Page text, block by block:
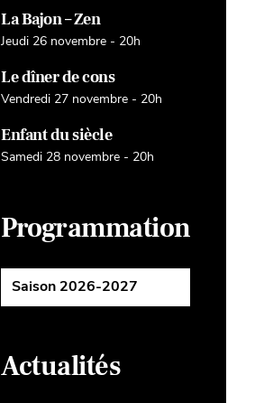
La Bajon – Zen
Jeudi 26 novembre - 20h
Le dîner de cons
Vendredi 27 novembre - 20h
Enfant du siècle
Samedi 28 novembre - 20h
Programmation
Saison 2026-2027
Actualités